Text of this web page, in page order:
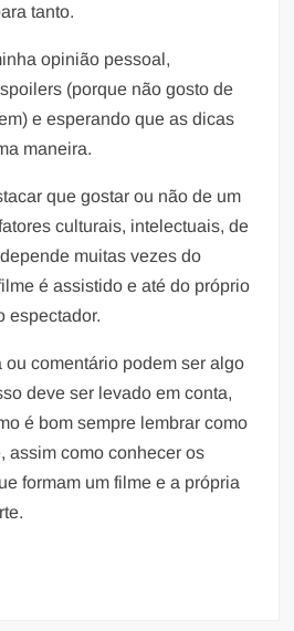
tanto.
opinião pessoal,
(porque não gosto de
e esperando que as dicas
maneira.
que gostar ou não de um
culturais, intelectuais, de
muitas vezes do
é assistido e até do próprio
espectador.
ou comentário podem ser algo
deve ser levado em conta,
é bom sempre lembrar como
assim como conhecer os
formam um filme e a própria